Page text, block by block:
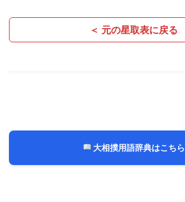
＜ 元の星取表に戻る
大相撲用語辞典はこちら